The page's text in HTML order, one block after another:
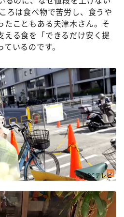
ろは食べ物で苦労し、食うや
こともある夫津木さん。そ
える食を「できるだけ安く提
いるのです。
©ABCテレビ